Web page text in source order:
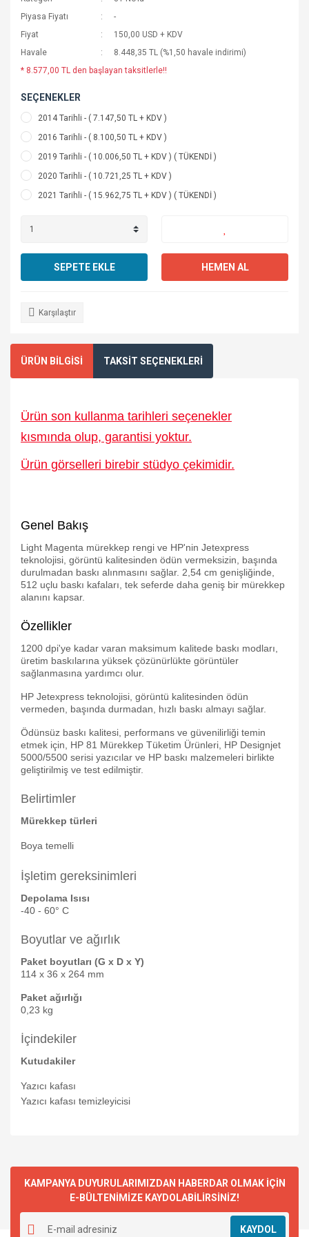
Piyasa Fiyatı
-
Fiyat
150,00 USD + KDV
Havale
8.448,35 TL (%1,50 havale indirimi)
* 8.577,00 TL den başlayan taksitlerle!!
SEÇENEKLER
2014 Tarihli - ( 7.147,50 TL + KDV )
2016 Tarihli - ( 8.100,50 TL + KDV )
2019 Tarihli - ( 10.006,50 TL + KDV ) ( TÜKENDİ )
2020 Tarihli - ( 10.721,25 TL + KDV )
2021 Tarihli - ( 15.962,75 TL + KDV ) ( TÜKENDİ )
SEPETE EKLE HEMEN AL
Karşılaştır
ÜRÜN BİLGİSİ TAKSİT SEÇENEKLERİ
Ürün son kullanma tarihleri seçenekler
kısmında olup, garantisi yoktur.
Ürün görselleri birebir stüdyo çekimidir.
Genel Bakış
Light Magenta mürekkep rengi ve HP'nin Jetexpress
teknolojisi, görüntü kalitesinden ödün vermeksizin, başında
durulmadan baskı alınmasını sağlar. 2,54 cm genişliğinde,
512 uçlu baskı kafaları, tek seferde daha geniş bir mürekkep
alanını kapsar.
Özellikler
1200 dpi'ye kadar varan maksimum kalitede baskı modları,
üretim baskılarına yüksek çözünürlükte görüntüler
sağlanmasına yardımcı olur.
HP Jetexpress teknolojisi, görüntü kalitesinden ödün
vermeden, başında durmadan, hızlı baskı almayı sağlar.
Ödünsüz baskı kalitesi, performans ve güvenilirliği temin
etmek için, HP 81 Mürekkep Tüketim Ürünleri, HP Designjet
5000/5500 serisi yazıcılar ve HP baskı malzemeleri birlikte
geliştirilmiş ve test edilmiştir.
Belirtimler
Mürekkep türleri
Boya temelli
İşletim gereksinimleri
Depolama Isısı
-40 - 60° C
Boyutlar ve ağırlık
Paket boyutları (G x D x Y)
114 x 36 x 264 mm
Paket ağırlığı
0,23 kg
İçindekiler
Kutudakiler
Yazıcı kafası
Yazıcı kafası temizleyicisi
KAMPANYA DUYURULARIMIZDAN HABERDAR OLMAK İÇİN
E-BÜLTENİMİZE KAYDOLABİLİRSİNİZ!
KAYDOL
Pfi-2700
Pfi-710
Atık Kutusu
Baskı Kafaları
Yedek Parça